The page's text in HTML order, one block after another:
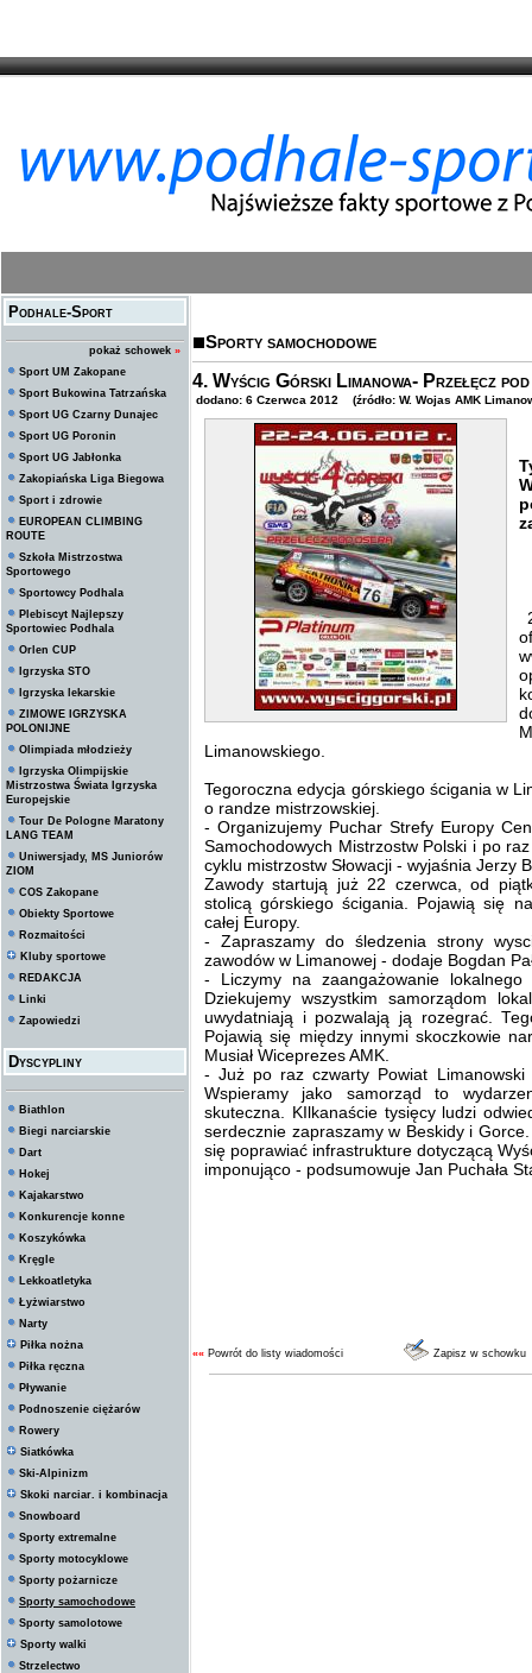
Podhale-Sport
pokaż schowek »
Sport UM Zakopane
Sport Bukowina Tatrzańska
Sport UG Czarny Dunajec
Sport UG Poronin
Sport UG Jabłonka
Zakopiańska Liga Biegowa
Sport i zdrowie
EUROPEAN CLIMBING
ROUTE
Szkoła Mistrzostwa
Sportowego
Sportowcy Podhala
Plebiscyt Najlepszy
Sportowiec Podhala
Orlen CUP
Igrzyska STO
Igrzyska lekarskie
ZIMOWE IGRZYSKA
POLONIJNE
Olimpiada młodzieży
Igrzyska Olimpijskie
Mistrzostwa Świata Igrzyska
Europejskie
Tour De Pologne Maratony
LANG TEAM
Uniwersjady, MS Juniorów
ZIOM
COS Zakopane
Obiekty Sportowe
Rozmaitości
Kluby sportowe
REDAKCJA
Linki
Zapowiedzi
Dyscypliny
Biathlon
Biegi narciarskie
Dart
Hokej
Kajakarstwo
Konkurencje konne
Koszykówka
Kręgle
Lekkoatletyka
Łyżwiarstwo
Narty
Piłka nożna
Piłka ręczna
Pływanie
Podnoszenie ciężarów
Rowery
Siatkówka
Ski-Alpinizm
Skoki narciar. i kombinacja
Snowboard
Sporty extremalne
Sporty motocyklowe
Sporty pożarnicze
Sporty samochodowe
Sporty samolotowe
Sporty walki
Strzelectwo
Sporty samochodowe
4. Wyścig Górski Limanowa- Przełęcz
dodano: 6 Czerwca 2012 (źródło: W. Wojas AMK
Limanowskiego.
Tegoroczna edycja górskiego ścigania w
o randze mistrzowskiej.
- Organizujemy Puchar Strefy Europy
Samochodowych Mistrzostw Polski i po
cyklu mistrzostw Słowacji - wyjaśnia Jerzy
Zawody startują już 22 czerwca, od
stolicą górskiego ścigania. Pojawią się
całej Europy.
- Zapraszamy do śledzenia strony
zawodów w Limanowej - dodaje Bogdan
- Liczymy na zaangażowanie
Dziekujemy wszystkim samorządom
uwydatniają i pozwalają ją rozegrać.
Pojawią się między innymi skoczkowie
Musiał Wiceprezes AMK.
- Już po raz czwarty Powiat
Wspieramy jako samorząd to
skuteczna. KIlkanaście tysięcy ludzi
serdecznie zapraszamy w Beskidy i
się poprawiać infrastrukture dotyczącą
imponująco - podsumowuje Jan Puchała
«« Powrót do listy wiadomości Zapisz w schowku